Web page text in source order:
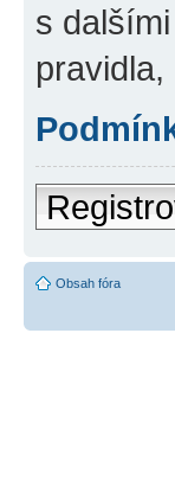
s
Obsah fóra